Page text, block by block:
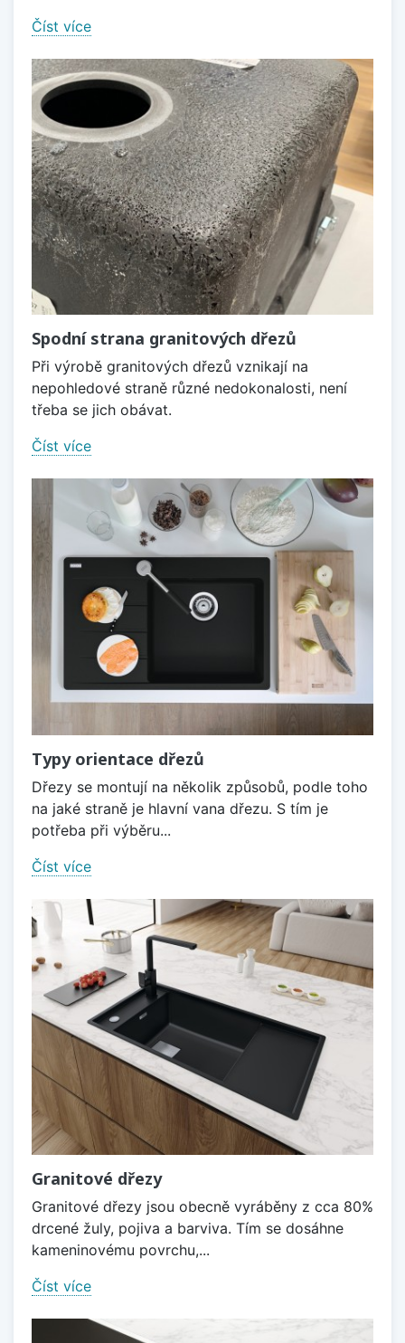
Číst více
Spodní strana granitových dřezů
Při výrobě granitových dřezů vznikají na
nepohledové straně různé nedokonalosti, není
třeba se jich obávat.
Číst více
Typy orientace dřezů
Dřezy se montují na několik způsobů, podle toho
na jaké straně je hlavní vana dřezu. S tím je
potřeba při výběru...
Číst více
Granitové dřezy
Granitové dřezy jsou obecně vyráběny z cca 80%
drcené žuly, pojiva a barviva. Tím se dosáhne
kameninovému povrchu,...
Číst více